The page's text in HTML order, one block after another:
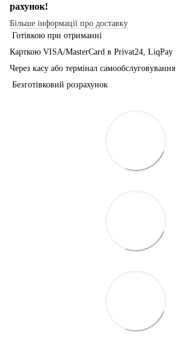
рахунок!
Більше інформації про доставку
Готівкою при отриманні
Карткою VISA/MasterCard в Рrivat24, LiqPay
Через касу або термінал
Безготівковий розрахунок